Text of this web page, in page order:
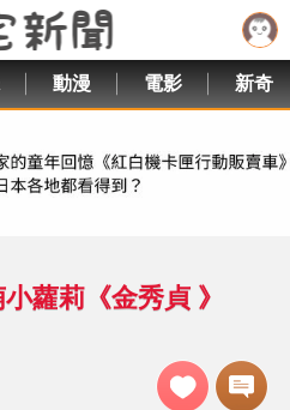
動漫 電影 新奇
蘿莉《金秀貞 》